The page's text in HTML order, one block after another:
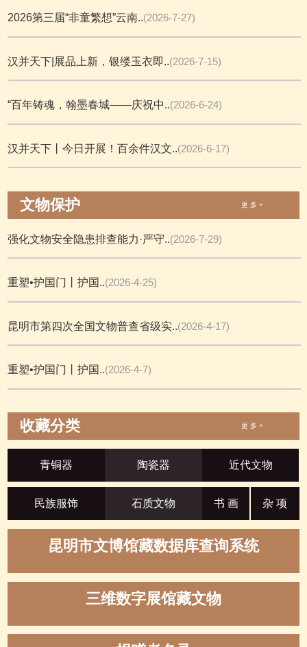
2026第三届“非童繁想”云南..(2026-7-27)
汉并天下|展品上新，银缕玉衣即..(2026-7-15)
“百年铸魂，翰墨春城——庆祝中..(2026-6-24)
汉并天下丨今日开展！百余件汉文..(2026-6-17)
文物保护 更 多 +
强化文物安全隐患排查能力·严守..(2026-7-29)
重塑•护国门丨护国..(2026-4-25)
昆明市第四次全国文物普查省级实..(2026-4-17)
重塑•护国门丨护国..(2026-4-7)
收藏分类 更 多 +
青铜器 陶瓷器 近代文物
民族服饰 石质文物 书 画 杂 项
昆明市文博馆藏数据库查询系统
三维数字展馆藏文物